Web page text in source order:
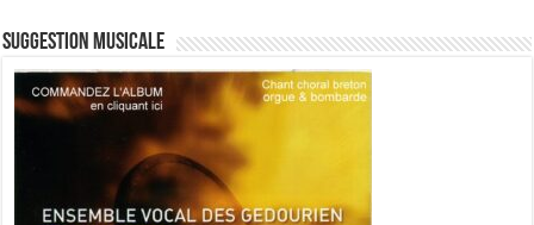
Suggestion musicale